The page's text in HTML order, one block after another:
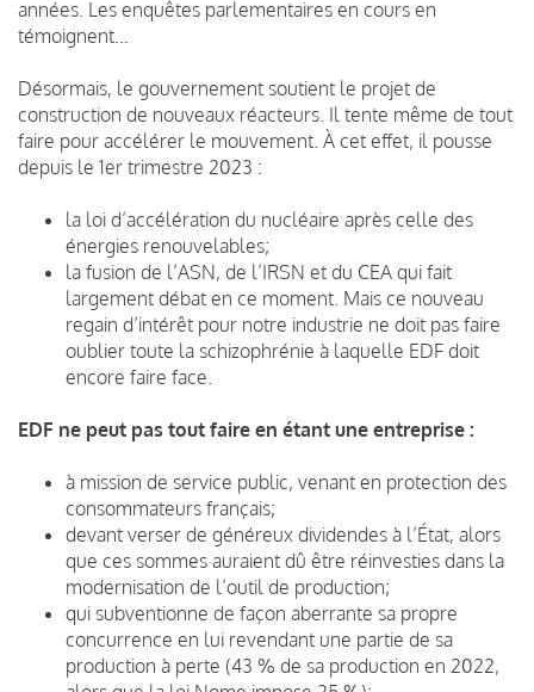
années. Les enquêtes parlementaires en cours en
témoignent…
Désormais, le gouvernement soutient le projet de
construction de nouveaux réacteurs. Il tente même de tout
faire pour accélérer le mouvement. À cet effet, il pousse
depuis le 1er trimestre 2023 :
la loi d’accélération du nucléaire après celle des
énergies renouvelables;
la fusion de l’ASN, de l’IRSN et du CEA qui fait
largement débat en ce moment. Mais ce nouveau
regain d’intérêt pour notre industrie ne doit pas faire
oublier toute la schizophrénie à laquelle EDF doit
encore faire face.
EDF ne peut pas tout faire en étant une entreprise :
à mission de service public, venant en protection des
consommateurs français;
devant verser de généreux dividendes à l’État, alors
que ces sommes auraient dû être réinvesties dans la
modernisation de l’outil de production;
qui subventionne de façon aberrante sa propre
concurrence en lui revendant une partie de sa
production à perte (43 % de sa production en 2022,